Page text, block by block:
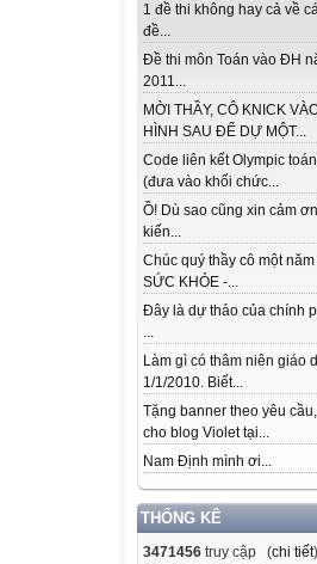
1 đề thi không hay cả về
đề...
Đề thi môn Toán vào ĐH
2011...
MỜI THẦY, CÔ KNICK
HÌNH SAU ĐỂ DỰ MỘT...
Code liên kết Olympic
(đưa vào khối chức...
Ồ! Dù sao cũng xin cảm
kiến...
Chúc quý thầy cô một
SỨC KHỎE -...
Đây là dự thảo của chính
...
Làm gì có thâm niên giáo
1/1/2010. Biết...
Tặng banner theo yêu
cho blog Violet tại...
Nam Định mình ơi...
THỐNG KÊ
3471456 truy cập (chi tiết)